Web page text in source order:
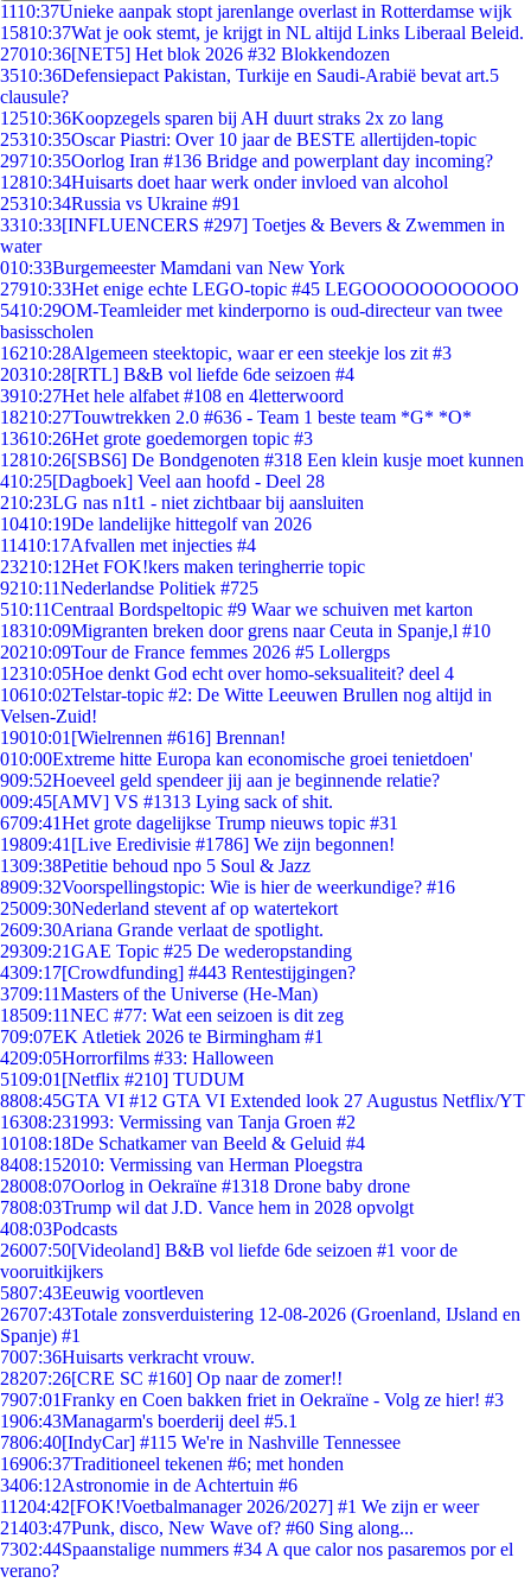
1110:37Unieke aanpak stopt jarenlange overlast in Rotterdamse wijk
15810:37Wat je ook stemt, je krijgt in NL altijd Links Liberaal Beleid.
27010:36[NET5] Het blok 2026 #32 Blokkendozen
3510:36Defensiepact Pakistan, Turkije en Saudi-Arabië bevat art.5
clausule?
12510:36Koopzegels sparen bij AH duurt straks 2x zo lang
25310:35Oscar Piastri: Over 10 jaar de BESTE allertijden-topic
29710:35Oorlog Iran #136 Bridge and powerplant day incoming?
12810:34Huisarts doet haar werk onder invloed van alcohol
25310:34Russia vs Ukraine #91
3310:33[INFLUENCERS #297] Toetjes & Bevers & Zwemmen in
water
010:33Burgemeester Mamdani van New York
27910:33Het enige echte LEGO-topic #45 LEGOOOOOOOOOOO
5410:29OM-Teamleider met kinderporno is oud-directeur van twee
basisscholen
16210:28Algemeen steektopic, waar er een steekje los zit #3
20310:28[RTL] B&B vol liefde 6de seizoen #4
3910:27Het hele alfabet #108 en 4letterwoord
18210:27Touwtrekken 2.0 #636 - Team 1 beste team *G* *O*
13610:26Het grote goedemorgen topic #3
12810:26[SBS6] De Bondgenoten #318 Een klein kusje moet kunnen
410:25[Dagboek] Veel aan hoofd - Deel 28
210:23LG nas n1t1 - niet zichtbaar bij aansluiten
10410:19De landelijke hittegolf van 2026
11410:17Afvallen met injecties #4
23210:12Het FOK!kers maken teringherrie topic
9210:11Nederlandse Politiek #725
510:11Centraal Bordspeltopic #9 Waar we schuiven met karton
18310:09Migranten breken door grens naar Ceuta in Spanje,l #10
20210:09Tour de France femmes 2026 #5 Lollergps
12310:05Hoe denkt God echt over homo-seksualiteit? deel 4
10610:02Telstar-topic #2: De Witte Leeuwen Brullen nog altijd in
Velsen-Zuid!
19010:01 [Wielrennen #616] Brennan!
010:00Extreme hitte Europa kan economische groei tenietdoen'
909:52Hoeveel geld spendeer jij aan je beginnende relatie?
009:45[AMV] VS #1313 Lying sack of shit.
6709:41Het grote dagelijkse Trump nieuws topic #31
19809:41 [Live Eredivisie #1786] We zijn begonnen!
1309:38Petitie behoud npo 5 Soul & Jazz
8909:32Voorspellingstopic: Wie is hier de weerkundige? #16
25009:30Nederland stevent af op watertekort
2609:30Ariana Grande verlaat de spotlight.
29309:21GAE Topic #25 De wederopstanding
4309:17[Crowdfunding] #443 Rentestijgingen?
3709:11Masters of the Universe (He-Man)
18509:11NEC #77: Wat een seizoen is dit zeg
709:07EK Atletiek 2026 te Birmingham #1
4209:05Horrorfilms #33: Halloween
5109:01 [Netflix #210] TUDUM
8808:45GTA VI #12 GTA VI Extended look 27 Augustus Netflix/YT
16308:231993: Vermissing van Tanja Groen #2
10108:18De Schatkamer van Beeld & Geluid #4
8408:152010: Vermissing van Herman Ploegstra
28008:07Oorlog in Oekraïne #1318 Drone baby drone
7808:03Trump wil dat J.D. Vance hem in 2028 opvolgt
408:03Podcasts
26007:50[Videoland] B&B vol liefde 6de seizoen #1 voor de
vooruitkijkers
5807:43Eeuwig voortleven
26707:43Totale zonsverduistering 12-08-2026 (Groenland, IJsland en
Spanje) #1
7007:36Huisarts verkracht vrouw.
28207:26[CRE SC #160] Op naar de zomer!!
7907:01Franky en Coen bakken friet in Oekraïne - Volg ze hier! #3
1906:43Managarm's boerderij deel #5.1
7806:40[IndyCar] #115 We're in Nashville Tennessee
16906:37Traditioneel tekenen #6; met honden
3406:12Astronomie in de Achtertuin #6
11204:42[FOK!Voetbalmanager 2026/2027] #1 We zijn er weer
21403:47Punk, disco, New Wave of? #60 Sing along...
7302:44Spaanstalige nummers #34 A que calor nos pasaremos por el
verano?